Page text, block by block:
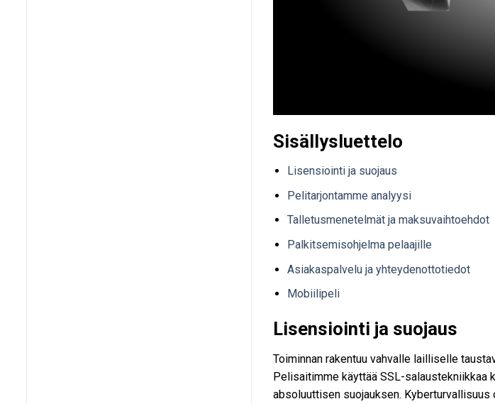
Sisällysluettelo
Lisensiointi ja suojaus
Pelitarjontamme analyysi
Talletusmenetelmät ja maksuvaihtoehdot
Palkitsemisohjelma pelaajille
Asiakaspalvelu ja yhteydenottotiedot
Mobiilipeli
Lisensiointi ja suojaus
Toiminnan rakentuu vahvalle lailliselle
Pelisaitimme käyttää SSL-salaustekniikkaa
absoluuttisen suojauksen.